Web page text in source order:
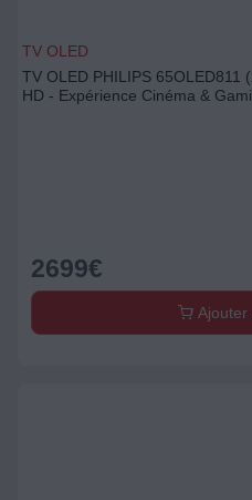
TV OLED
TV OLED PHILIPS 65OLED811
HD - Expérience Cinéma &
2699€
Ajouter